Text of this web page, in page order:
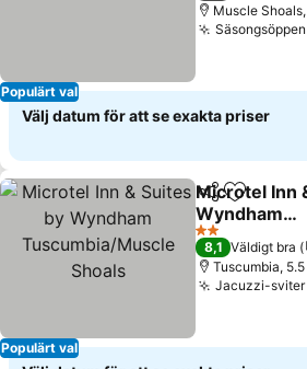
Populärt val
Muscle
Välj datum för att se exakta priser
Populärt val
Dela Lägg till
Microtel Inn
Wyndham
Tuscumbia/
Shoals
Se priser
2 Stjärnor
8,1 Väldigt bra
Tuscumbia,
Jacuzzi-sviter